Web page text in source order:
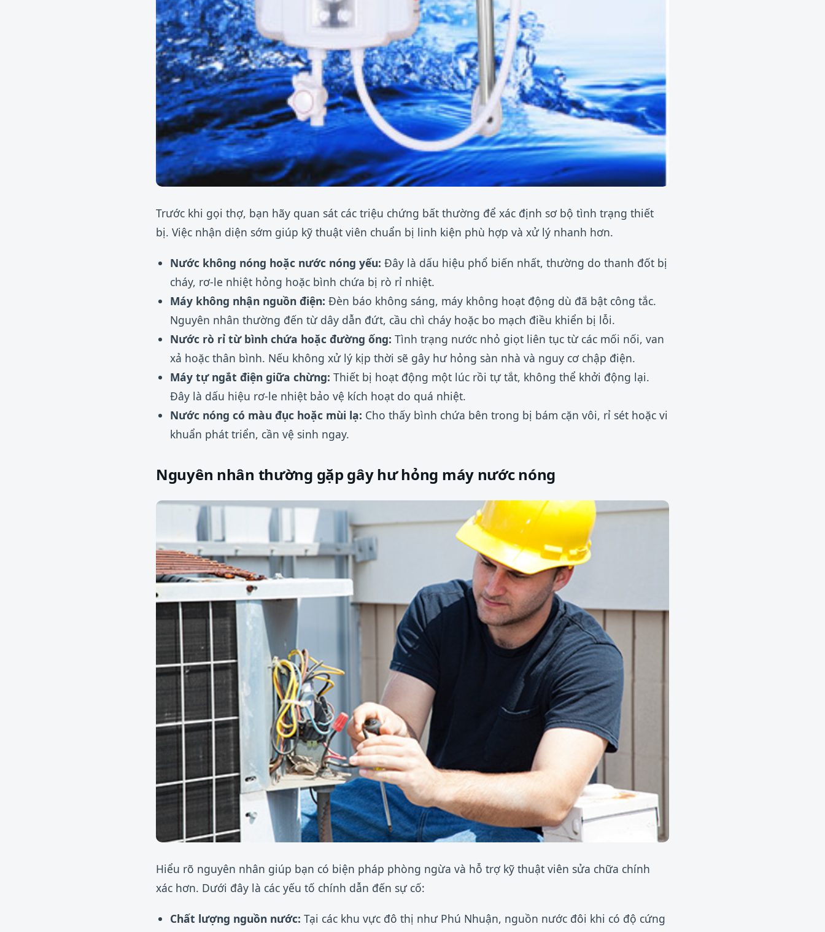
Trước khi gọi thợ, bạn hãy quan sát các triệu chứng bất thường để xác định sơ bộ tình trạng thiết
bị. Việc nhận diện sớm giúp kỹ thuật viên chuẩn bị linh kiện phù hợp và xử lý nhanh hơn.
Nước không nóng hoặc nước nóng yếu: Đây là dấu hiệu phổ biến nhất, thường do thanh đốt bị
cháy, rơ-le nhiệt hỏng hoặc bình chứa bị rò rỉ nhiệt.
Máy không nhận nguồn điện: Đèn báo không sáng, máy không hoạt động dù đã bật công tắc.
Nguyên nhân thường đến từ dây dẫn đứt, cầu chì cháy hoặc bo mạch điều khiển bị lỗi.
Nước rò rỉ từ bình chứa hoặc đường ống: Tình trạng nước nhỏ giọt liên tục từ các mối nối, van
xả hoặc thân bình. Nếu không xử lý kịp thời sẽ gây hư hỏng sàn nhà và nguy cơ chập điện.
Máy tự ngắt điện giữa chừng: Thiết bị hoạt động một lúc rồi tự tắt, không thể khởi động lại.
Đây là dấu hiệu rơ-le nhiệt bảo vệ kích hoạt do quá nhiệt.
Nước nóng có màu đục hoặc mùi lạ: Cho thấy bình chứa bên trong bị bám cặn vôi, rỉ sét hoặc vi
khuẩn phát triển, cần vệ sinh ngay.
Nguyên nhân thường gặp gây hư hỏng máy nước nóng
Hiểu rõ nguyên nhân giúp bạn có biện pháp phòng ngừa và hỗ trợ kỹ thuật viên sửa chữa chính
xác hơn. Dưới đây là các yếu tố chính dẫn đến sự cố:
Chất lượng nguồn nước: Tại các khu vực đô thị như Phú Nhuận, nguồn nước đôi khi có độ cứng